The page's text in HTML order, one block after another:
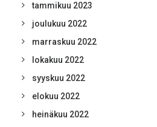
tammikuu 2023
joulukuu 2022
marraskuu 2022
lokakuu 2022
syyskuu 2022
elokuu 2022
heinäkuu 2022